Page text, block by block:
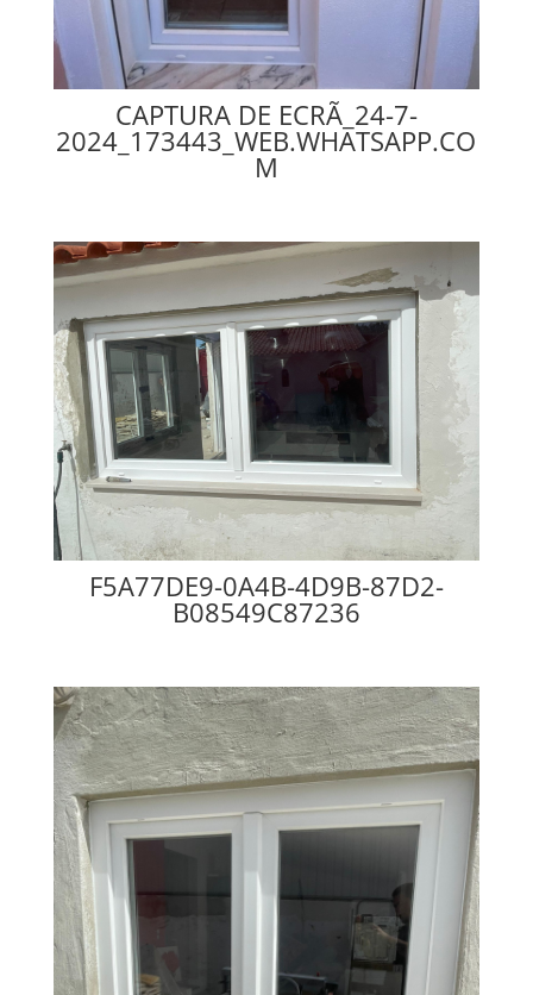
CAPTURA DE ECRÃ_24-7-
2024_173443_WEB.WHATSAPP.CO
M
F5A77DE9-0A4B-4D9B-87D2-
B08549C87236